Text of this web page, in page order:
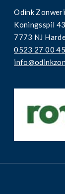
Odink
Koningsspil 43
7773 NJ
0523 27 00 45